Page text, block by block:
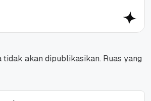
tidak akan dipublikasikan. Ruas yang